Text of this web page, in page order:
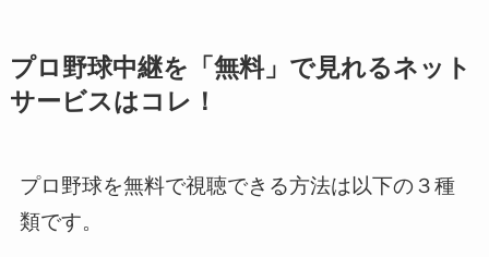
プロ野球中継を「無料」で見れるネット
サービスはコレ！
プロ野球を無料で視聴できる方法は以下の３種
類です。